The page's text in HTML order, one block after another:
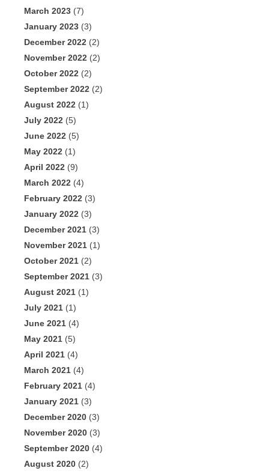
March 2023 (7)
January 2023 (3)
December 2022 (2)
November 2022 (2)
October 2022 (2)
September 2022 (2)
August 2022 (1)
July 2022 (5)
June 2022 (5)
May 2022 (1)
April 2022 (9)
March 2022 (4)
February 2022 (3)
January 2022 (3)
December 2021 (3)
November 2021 (1)
October 2021 (2)
September 2021 (3)
August 2021 (1)
July 2021 (1)
June 2021 (4)
May 2021 (5)
April 2021 (4)
March 2021 (4)
February 2021 (4)
January 2021 (3)
December 2020 (3)
November 2020 (3)
September 2020 (4)
August 2020 (2)